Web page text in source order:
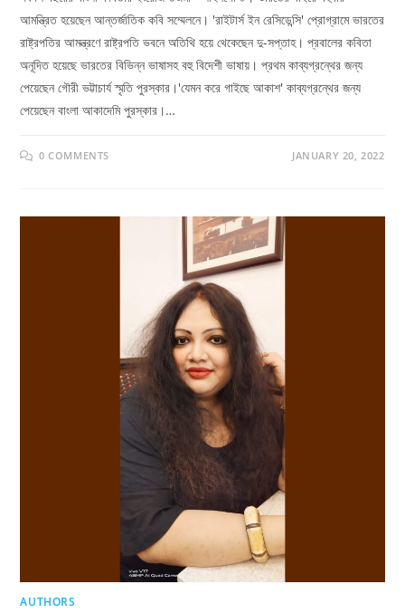
আমন্ত্রিত হয়েছেন আন্তর্জাতিক কবি সম্মেলনে। 'রাইটার্স ইন রেসিডেন্সি' প্রোগ্রামে ভারতের
রাষ্ট্রপতির আমন্ত্রণে রাষ্ট্রপতি ভবনে অতিথি হয়ে থেকেছেন দু-সপ্তাহ। প্রবালের কবিতা
অনূদিত হয়েছে ভারতের বিভিন্ন ভাষাসহ বহু বিদেশী ভাষায়। প্রথম কাব্যগ্রন্থের জন্য
পেয়েছেন গৌরী ভট্টাচার্য স্মৃতি পুরস্কার।'যেমন করে গাইছে আকাশ' কাব্যগ্রন্থের জন্য
পেয়েছেন বাংলা আকাদেমি পুরস্কার।…
0 COMMENTS JANUARY 20, 2022
AUTHORS